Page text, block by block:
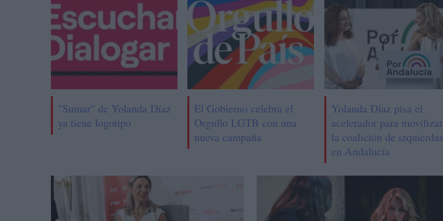
"Sumar" de Yolanda Díaz
ya tiene logotipo
El Gobierno celebra el
Orgullo LGTB con una
nueva campaña
Yolanda Díaz pisa el
acelerador para movilizar
la coalición de izquierdas
en Andalucía